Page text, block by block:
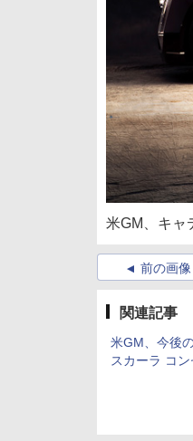
米GM、キャ
前の画像
関連記事
米GM、今後
スカーラ コ